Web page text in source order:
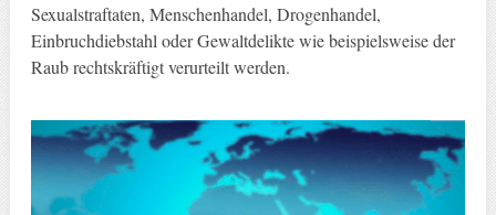
Sexualstraftaten, Menschenhandel, Drogenhandel,
Einbruchdiebstahl oder Gewaltdelikte wie beispielsweise der
Raub rechtskräftigt verurteilt werden.